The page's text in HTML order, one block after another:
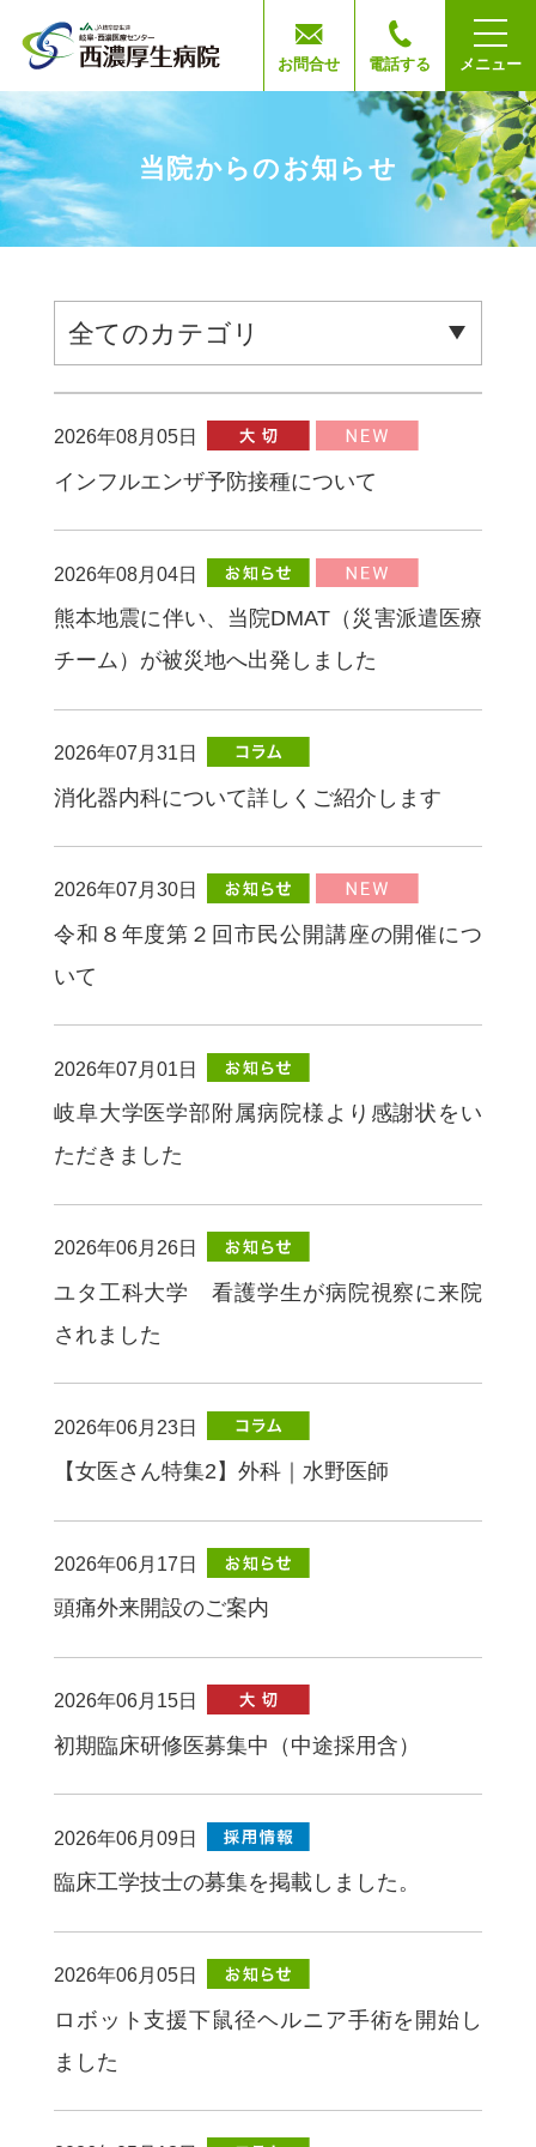
当院からのお知らせ
2026年08月05日
インフルエンザ予防接種について
2026年08月04日
熊本地震に伴い、当院DMAT（災害派遣医療
チーム）が被災地へ出発しました
2026年07月31日
消化器内科について詳しくご紹介します
2026年07月30日
令和８年度第２回市民公開講座の開催につ
いて
2026年07月01日
岐阜大学医学部附属病院様より感謝状をい
ただきました
2026年06月26日
ユタ工科大学 看護学生が病院視察に来院
されました
2026年06月23日
【女医さん特集2】外科｜水野医師
2026年06月17日
頭痛外来開設のご案内
2026年06月15日
初期臨床研修医募集中（中途採用含）
2026年06月09日
臨床工学技士の募集を掲載しました。
2026年06月05日
ロボット支援下鼠径ヘルニア手術を開始し
ました
お問合せ 電話する メニュー